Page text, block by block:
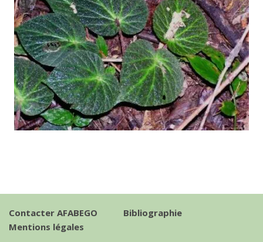
Contacter AFABEGO
Bibliographie
Mentions légales